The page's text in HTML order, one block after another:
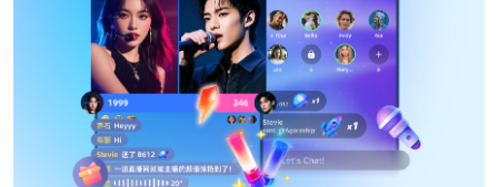
我已阅读并同意通讯云服务条款和通讯云隐私政策
登录客服云